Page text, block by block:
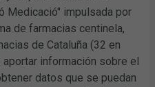
Medicació" impulsada por
de farmacias centinela,
de Cataluña (32 en
información sobre el
datos que se puedan